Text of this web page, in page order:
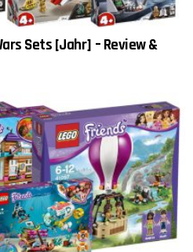
Sets [Jahr] – Review &